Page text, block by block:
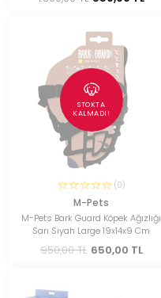
STOKTA
KALMADI!
(0)
M-Pets
M-Pets Bark Guard Köpek Ağızlığı
Sarı Siyah Large 19x14x9 Cm
950,00 TL 650,00 TL